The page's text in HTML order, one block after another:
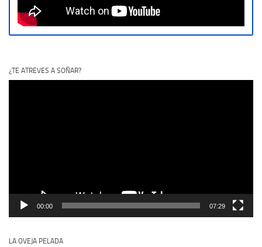
¿TE ATREVES A SOÑAR?
00:00 07:29
LA OVEJA PELADA